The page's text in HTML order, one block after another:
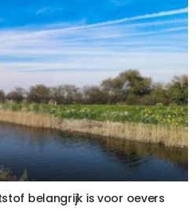
belangrijk is voor oevers